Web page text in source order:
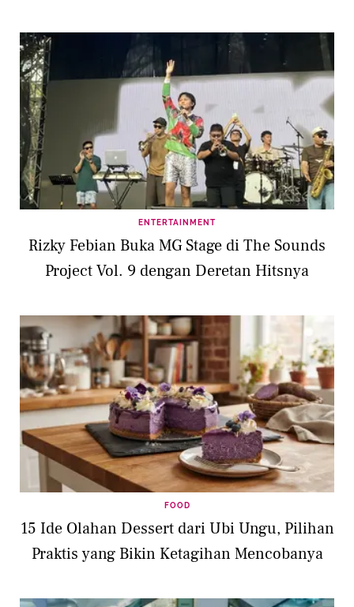
ENTERTAINMENT
Rizky Febian Buka MG Stage di The Sounds
Project Vol. 9 dengan Deretan Hitsnya
FOOD
15 Ide Olahan Dessert dari Ubi Ungu, Pilihan
Praktis yang Bikin Ketagihan Mencobanya